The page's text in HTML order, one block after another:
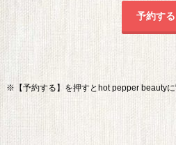
予約する
※【予約する】を押すとhot pepper beautyに